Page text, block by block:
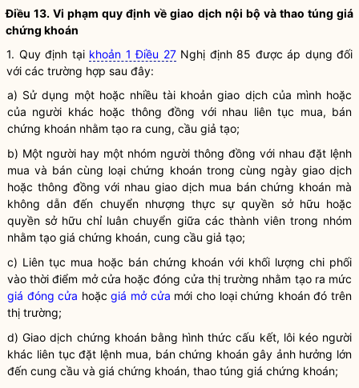
Điều 13. Vi phạm quy định về giao dịch nội bộ và thao túng giá
chứng khoán
1. Quy định tại khoản 1 Điều 27Nghị định 85 được áp dụng đối
với các trường hợp sau đây:
a) Sử dụng một hoặc nhiều tài khoản giao dịch của mình hoặc
của người khác hoặc thông đồng với nhau liên tục mua, bán
chứng khoán nhằm tạo ra cung, cầu giả tạo;
b) Một người hay một nhóm người thông đồng với nhau đặt lệnh
mua và bán cùng loạichứng khoántrong cùng ngày giao dịch
hoặc thông đồng với nhau giao dịch mua bánchứng khoán mà
không dẫn đến chuyển nhượng thực sựquyền sở hữu hoặc
quyền sở hữu chỉ luân chuyển giữa các thành viên trong nhóm
nhằm tạo giá chứng khoán, cung cầu giả tạo;
c) Liên tục mua hoặc bán chứng khoán với khối lượng chi phối
vào thời điểm mở cửa hoặc đóng cửa thị trường nhằm tạo ra mức
giá đóng cửa hoặcgiá mở cửa mới cho loạichứng khoánđó trên
thị trường;
d) Giao dịch chứng khoánbằng hình thức cấu kết, lôi kéo người
khác liên tục đặt lệnh mua, bánchứng khoán gây ảnh hưởng lớn
đến cung cầu và giá chứng khoán, thao túng giá chứng khoán;